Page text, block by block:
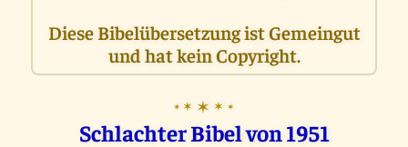
Diese Bibelübersetzung ist Gemeingut
und hat kein Copyright.
✶ ✶ ✶ ✶ ✶
Schlachter Bibel von 1951